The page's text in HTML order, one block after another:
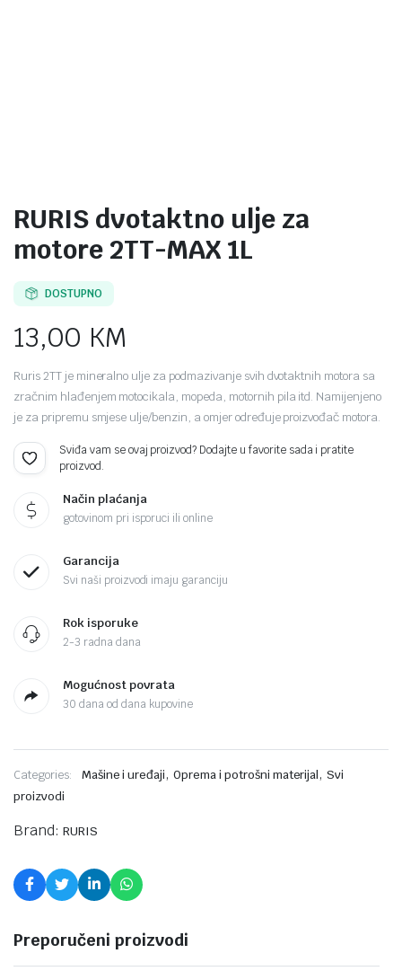
RURIS dvotaktno ulje za
motore 2TT-MAX 1L
DOSTUPNO
13,00 KM
Ruris 2TT je mineralno ulje za podmazivanje svih dvotaktnih motora sa
zračnim hlađenjem motocikala, mopeda, motornih pila itd. Namijenjeno
je za pripremu smjese ulje/benzin, a omjer određuje proizvođač motora.
Sviđa vam se ovaj proizvod? Dodajte u favorite sada i pratite
proizvod.
Način plaćanja
gotovinom pri isporuci ili online
Garancija
Svi naši proizvodi imaju garanciju
Rok isporuke
2-3 radna dana
Mogućnost povrata
30 dana od dana kupovine
Categories: Mašine i uređaji,Oprema i potrošni materijal,Svi
proizvodi
Brand: RURIS
Preporučeni proizvodi